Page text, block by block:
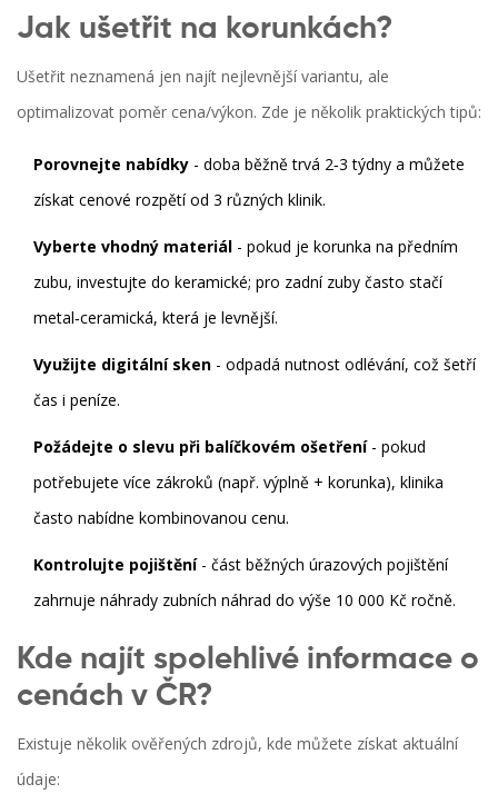
Jak ušetřit na korunkách?
Ušetřit neznamená jen najít nejlevnější variantu, ale
optimalizovat poměr cena/výkon. Zde je několik praktických tipů:
Porovnejte nabídky - doba běžně trvá 2‑3 týdny a můžete
získat cenové rozpětí od 3 různých klinik.
Vyberte vhodný materiál - pokud je korunka na předním
zubu, investujte do keramické; pro zadní zuby často stačí
metal‑ceramická, která je levnější.
Využijte digitální sken - odpadá nutnost odlévání, což šetří
čas i peníze.
Požádejte o slevu při balíčkovém ošetření- pokud
potřebujete více zákroků (např. výplně + korunka), klinika
často nabídne kombinovanou cenu.
Kontrolujte pojištění- část běžných úrazových pojištění
zahrnuje náhrady zubních náhrad do výše 10 000 Kč ročně.
Kde najít spolehlivé informace o
cenách v ČR?
Existuje několik ověřených zdrojů, kde můžete získat aktuální
údaje: